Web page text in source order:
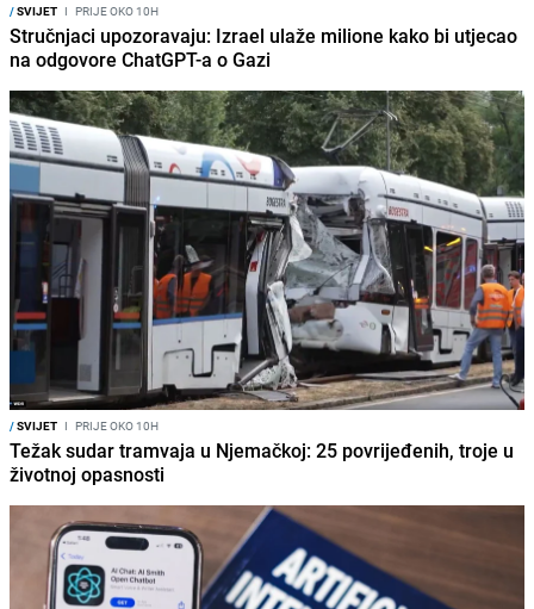
/SVIJET I PRIJE OKO 10H
Stručnjaci upozoravaju: Izrael ulaže milione kako bi utjecao
na odgovore ChatGPT-a o Gazi
/SVIJET I PRIJE OKO 10H
Težak sudar tramvaja u Njemačkoj: 25 povrijeđenih, troje u
životnoj opasnosti